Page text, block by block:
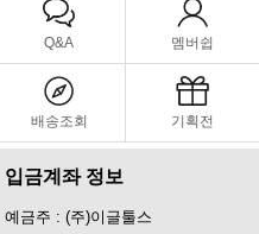
Q&A 멤버쉽
배송조회 기획전
입금계좌 정보
예금주 : (주)이글툴스